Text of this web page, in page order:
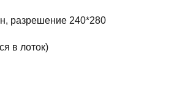
разрешение 240*280
в лоток)